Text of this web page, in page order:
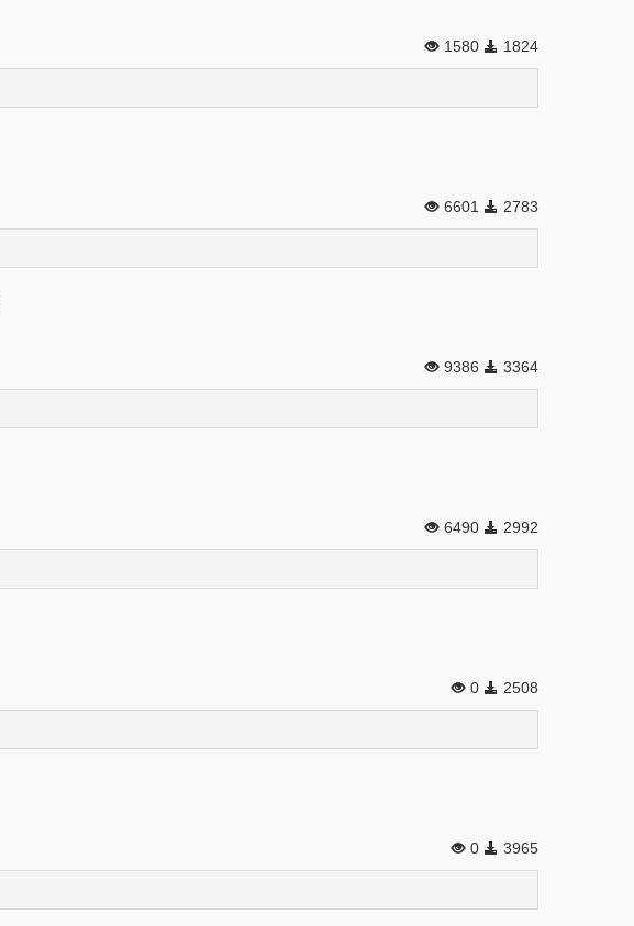
1580 1824
6601 2783
9386 3364
6490 2992
0 2508
0 3965